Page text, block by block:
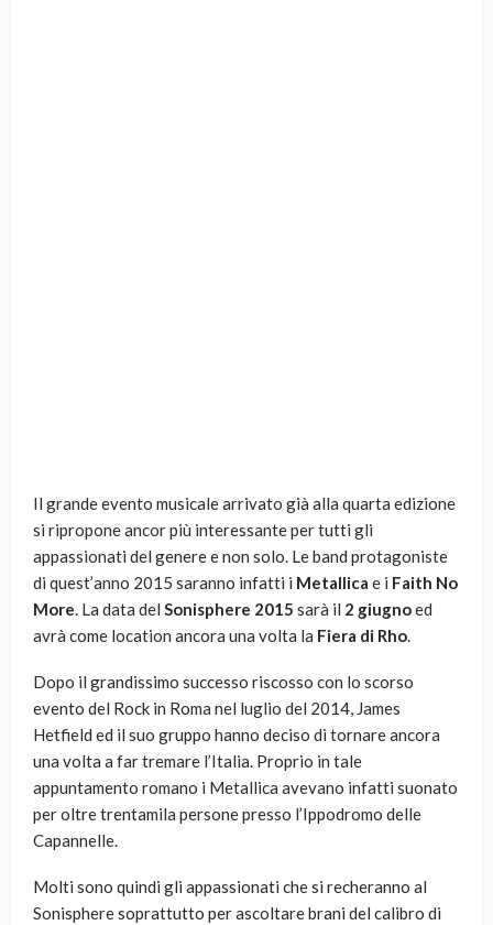
Il grande evento musicale arrivato già alla quarta edizione
si ripropone ancor più interessante per tutti gli
appassionati del genere e non solo. Le band protagoniste
di quest’anno 2015 saranno infatti i Metallica e i Faith No
More. La data del Sonisphere 2015 sarà il 2 giugnoed
avrà come location ancora una volta la Fiera di Rho.
Dopo il grandissimo successo riscosso con lo scorso
evento del Rock in Roma nel luglio del 2014, James
Hetfield ed il suo gruppo hanno deciso di tornare ancora
una volta a far tremare l’Italia. Proprio in tale
appuntamento romano i Metallica avevano infatti suonato
per oltre trentamila persone presso l’Ippodromo delle
Capannelle.
Molti sono quindi gli appassionati che si recheranno al
Sonisphere soprattutto per ascoltare brani del calibro di